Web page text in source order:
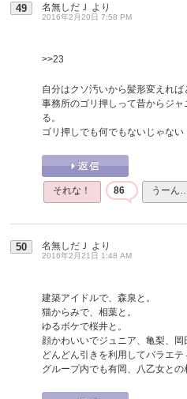
49 名無しだＪ より
2016年2月20日 7:58 PM
>>23
自分はクソ汚いから髪形変えれば
事務所のゴリ押しって昔からジ
る。
ゴリ押しでも何でもないじゃない
それな！ 86 うーん…
50 名無しだＪ より
2016年2月21日 1:48 AM
建築アイドルで、森泉と。
猫からみで、相葉と。
ゆるボケで桜井と。
顔かわいいでジュニア、亀梨、岡
どんどん引きを利用してバラエテ
グループ内でも有岡、八乙女との